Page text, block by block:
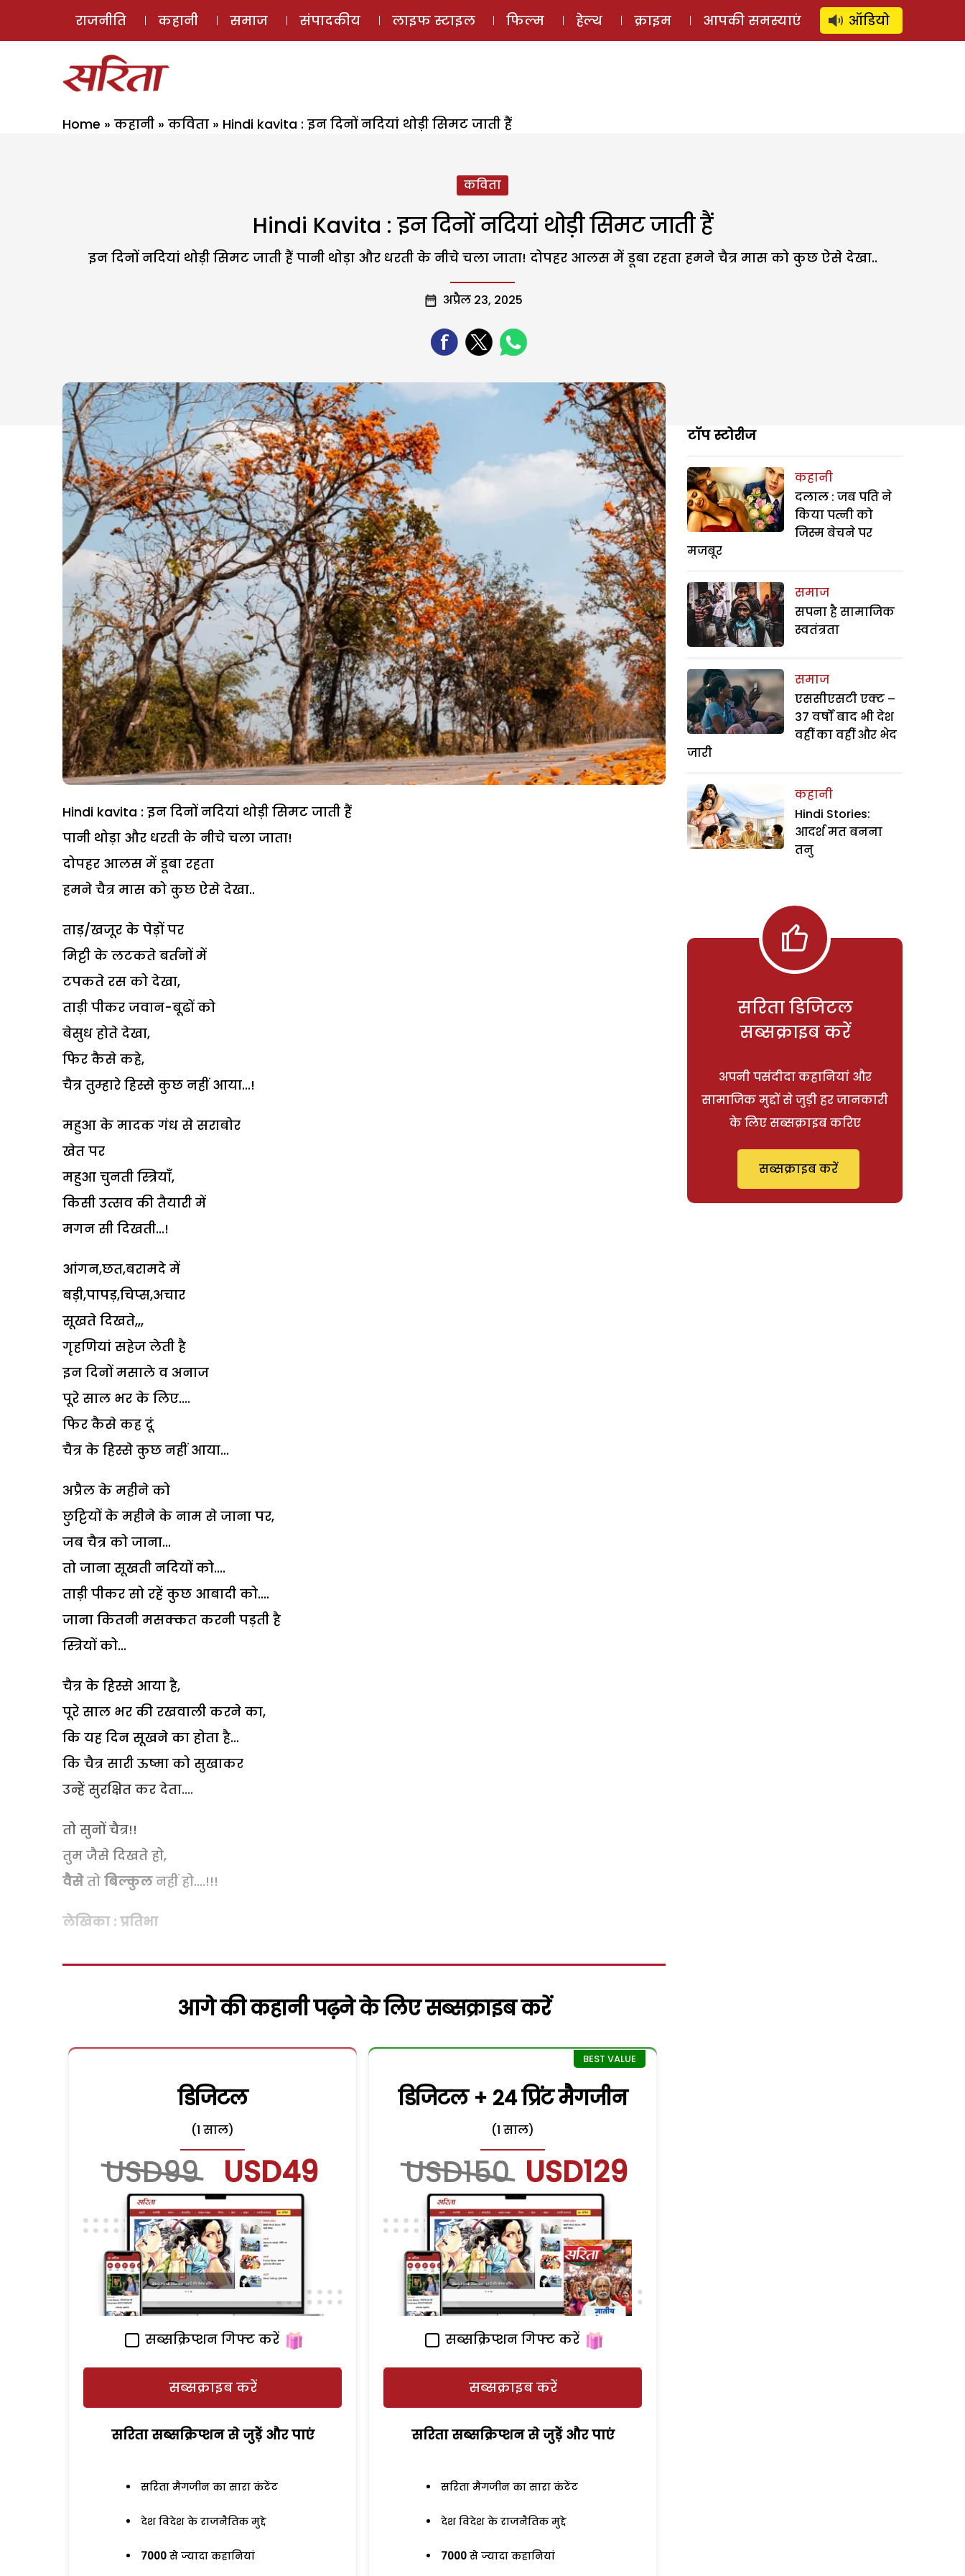
ई-मैगज़ीन ऑडियो स्टोरी लॉग इन ⚲ SUBSCRIBE
राजनीति कहानी समाज संपादकीय लाइफ स्टाइल फिल्म हेल्थ क्राइम आपकी समस्याएं ऑडियो
Home » कहानी » कविता » Hindi kavita : इन दिनों नदियां थोड़ी सिमट जाती हैं
कविता
Hindi Kavita : इन दिनों नदियां थोड़ी सिमट जाती हैं
इन दिनों नदियां थोड़ी सिमट जाती हैं पानी थोड़ा और धरती के नीचे चला जाता! दोपहर आलस में डूबा रहता हमने चैत्र मास को कुछ ऐसे देखा..
अप्रैल 23, 2025
Hindi kavita : इन दिनों नदियां थोड़ी सिमट जाती हैं
पानी थोड़ा और धरती के नीचे चला जाता!
दोपहर आलस में डूबा रहता
हमने चैत्र मास को कुछ ऐसे देखा..
ताड़/खजूर के पेड़ों पर
मिट्टी के लटकते बर्तनों में
टपकते रस को देखा,
ताड़ी पीकर जवान-बूढों को
बेसुध होते देखा,
फिर कैसे कहे,
चैत्र तुम्हारे हिस्से कुछ नहीं आया...!
महुआ के मादक गंध से सराबोर
खेत पर
महुआ चुनती स्त्रियाँ,
किसी उत्सव की तैयारी में
मगन सी दिखती...!
आंगन,छत,बरामदे में
बड़ी,पापड़,चिप्स,अचार
सूखते दिखते,,,
गृहणियां सहेज लेती है
इन दिनों मसाले व अनाज
पूरे साल भर के लिए....
फिर कैसे कह दूं
चैत्र के हिस्से कुछ नहीं आया...
अप्रैल के महीने को
छुट्टियों के महीने के नाम से जाना पर,
जब चैत्र को जाना...
तो जाना सूखती नदियों को....
ताड़ी पीकर सो रहें कुछ आबादी को....
जाना कितनी मसक्कत करनी पड़ती है
स्त्रियों को...
चैत्र के हिस्से आया है,
पूरे साल भर की रखवाली करने का,
कि यह दिन सूखने का होता है...
कि चैत्र सारी ऊष्मा को सुखाकर
उन्हें सुरक्षित कर देता....
तो सुनों चैत्र!!
तुम जैसे दिखते हो,
वैसेतो बिल्कुलनहीं हो....!!!
लेखिका : प्रतिभा
आगे की कहानी पढ़ने के लिए सब्सक्राइब करें
डिजिटल
(1 साल)
USD99 USD49
सब्सक्रिप्शन गिफ्ट करें
सब्सक्राइब करें
सरिता सब्सक्रिप्शन से जुड़ेें और पाएं
सरिता मैगजीन का सारा कंटेंट
देश विदेश के राजनैतिक मुद्दे
7000 से ज्यादा कहानियां
डिजिटल + 24 प्रिंट मैगजीन
(1 साल)
USD150 USD129
सब्सक्रिप्शन गिफ्ट करें
सब्सक्राइब करें
सरिता सब्सक्रिप्शन से जुड़ेें और पाएं
सरिता मैगजीन का सारा कंटेंट
देश विदेश के राजनैतिक मुद्दे
7000 से ज्यादा कहानियां
टॉप स्टोरीज
कहानी
दलाल : जब पति ने
किया पत्नी को
जिस्म बेचने पर
मजबूर
समाज
सपना है सामाजिक
स्वतंत्रता
समाज
एससीएसटी एक्ट –
37 वर्षों बाद भी देश
वहीं का वहीं और भेद
जारी
कहानी
Hindi Stories:
आदर्श मत बनना
तनु
सरिता डिजिटल
सब्सक्राइब करें
अपनी पसंदीदा कहानियां और
सामाजिक मुद्दों से जुड़ी हर जानकारी
के लिए सब्सक्राइब करिए
सब्सक्राइब करें